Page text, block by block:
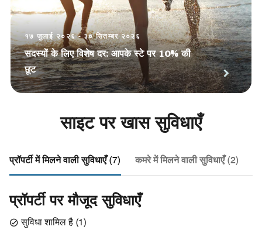
१७ जुलाई २०२६ - ३० सितम्बर २०२६
सदस्यों के लिए विशेष दर: आपके स्टे पर 10% की
छूट
साइट पर खास सुविधाएँ
प्रॉपर्टी में मिलने वाली सुविधाएँ (7) कमरे में मिलने वाली सुविधाएँ (2)
प्रॉपर्टी पर मौजूद सुविधाएँ
सुविधा शामिल है (1)